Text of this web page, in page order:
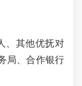
其他优抚对
局、合作银行